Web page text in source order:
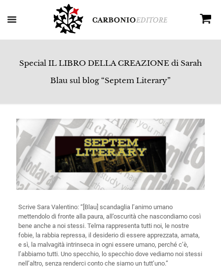
Special IL LIBRO DELLA CREAZIONE di Sarah
Blau sul blog “Septem Literary”
Scrive Sara Valentino: “[Blau] scandaglia l’animo umano
mettendolo di fronte alla paura, all’oscurità che nascondiamo così
bene anche a noi stessi. Telma rappresenta tutti noi, le nostre
fobie, la rabbia repressa, il desiderio di essere apprezzata, amata,
e sì, la malvagità intrinseca in ogni essere umano, perché c’è,
l’abbiamo tutti. Uno specchio, lo specchio dove vediamo noi stessi
nell’altro, senza renderci conto che siamo un tutt’uno.”